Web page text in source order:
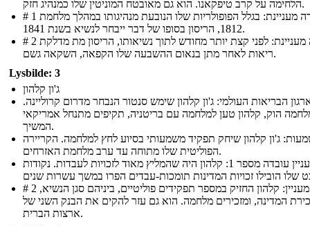
הלחימה על קרב טיפקאנו. הוא גם מאובטח המוניטין שלו כמנהיג חזק.
# 1 עובדה מעניינת: בגלל הפופולריות שלו הנובעת מנהיגותו במהלך מלחמת
1812, הריסון בסופו של דבר ייבחר לנשיא בשנת 1841.
# 2 עובדה מעניינת: לפני קצת יותר מחודש לתוך נשיאותו, הריסון מת מדלקת
ריאות לאחר מתן בנאום ההשבעה שלו הקפאה, השקאה גשם.
Lysbilde: 3
ג'ון קלהון
הבריאות העולמי: ג'ון קלהון שימש סנטור הנבחר מדרום קרוליינה.
הוק, קלהון טען למלחמה עם בריטניה, תקיפים מתנחל אמריקאי
המשיך.
ג'ון קלהון שיחק תפקיד משמעותי בסיוע לחץ למלחמה. הקריירה
הפוליטית שלו מתוחה עד ערב מלחמת האזרחים.
מעניין עובדה מספר 1: קלהון היה שהמליץ ​​מאוד לזכויות לעבדות. נקודות
# 2 עובדה מעניין: קלהון החזיק במספר תפקידים פוליטיים, ביניהם סגן הנשיא,
המדינה, ומזכירים מלחמה. הוא גם עזר להקים את הבנק השני של
ארצות הברית.